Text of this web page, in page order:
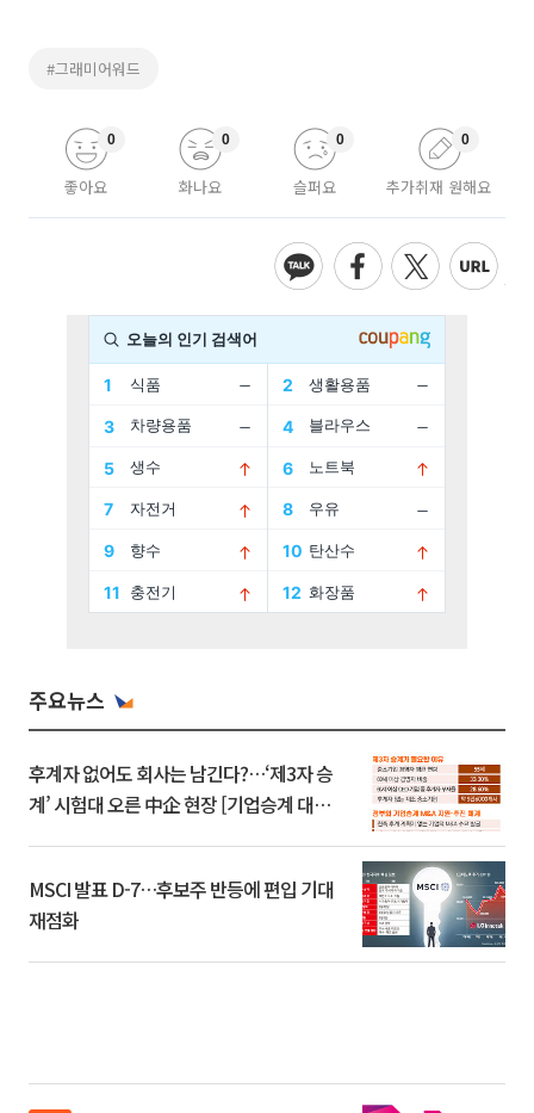
#그래미어워드
좋아요
0
화나요
0
슬퍼요
0
추가취재 원해요
0
주요뉴스
후계자 없어도 회사는 남긴다?…‘제3자 승
계’ 시험대 오른 中企 현장 [기업승계 대전
MSCI 발표 D-7…후보주 반등에 편입 기대
재점화